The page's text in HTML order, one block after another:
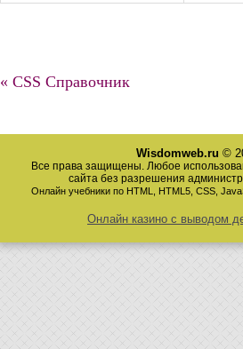
« CSS Справочник
Wisdomweb.ru ©
Все права защищены. Любое
сайта без разрешения
Онлайн учебники по HTML, HTML5, CSS,
Онлайн казино с выводом